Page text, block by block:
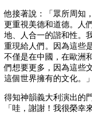
他接著說：「眾所周知
更重視美德和道德。人
地、人合一的諧和性。
重現給人們。因為這些
不僅是在中國，在歐洲
們想要更多，因為這些
這個世界擁有的文化。」
得知神韻義大利演出的
「哇，謝謝！我很榮幸